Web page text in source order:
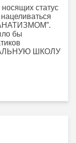
статус
бы
ШКОЛУ